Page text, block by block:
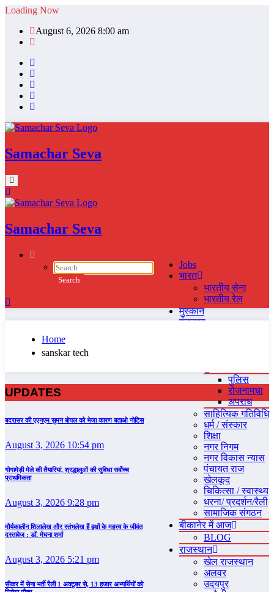
Skip
content
Loading Now
August 6, 2026 8:00 am
Samachar Seva
Samachar Seva
Jobs
भारत
भारतीय सेना
भारतीय रेल
मुस्‍कान
पंचनामा
पुलिस
रोजनामचा
अपराध
साहित्यिक गतिविधि
धर्म / संस्‍कार
शिक्षा
नगर निगम
नगर विकास न्‍यास
पंचायत राज
खेलकूद
चिकित्‍सा / स्‍वास्‍थ्‍य
धरना/ प्रदर्शन/रैली
सामाजिक संगठन
बीकानेर में आज
BLOG
राजस्‍थान
खेल राजस्‍थान
अलवर
उदयपुर
Home
sanskar tech
UPDATES
बदरासर की एएनएम सुमन बोयल को भेजा कारण बताओ नोटिस
August 3, 2026 10:54 pm
गोगामेड़ी मेले की तैयारियां, श्रद्धालुओं की सुविधा सर्वोच्च
प्राथमिकता
August 3, 2026 9:28 pm
मौर्यकालीन शिलालेख और स्तंभलेख हैं वृक्षों के महत्त्व के जीवंत
दस्तावेज : डॉ. मेघना शर्मा
August 3, 2026 5:21 pm
सीकर में सेना भर्ती रैली 1 अक्टूबर से, 13 हजार अभ्यर्थियों को